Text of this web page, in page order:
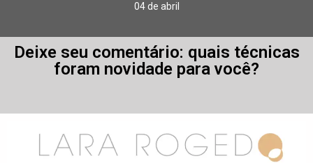
04 de abril
Deixe seu comentário: quais técnicas
foram novidade para você?